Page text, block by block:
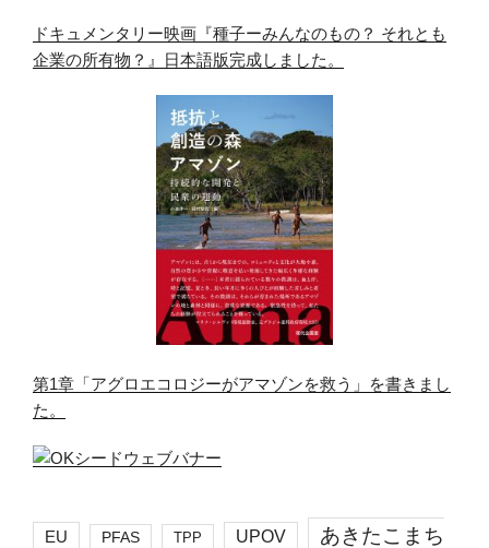
ドキュメンタリー映画『種子ーみんなのもの？ それとも
企業の所有物？』日本語版完成しました。
第1章「アグロエコロジーがアマゾンを救う」を書きまし
た。
EU PFAS TPP UPOV
あきたこまち